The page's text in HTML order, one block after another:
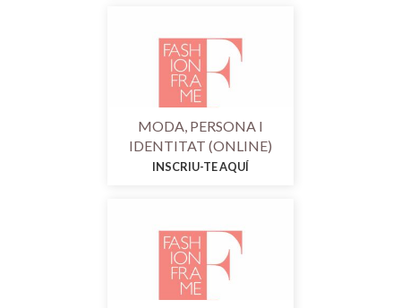
MODA, PERSONA I
IDENTITAT (ONLINE)
INSCRIU-TE AQUÍ